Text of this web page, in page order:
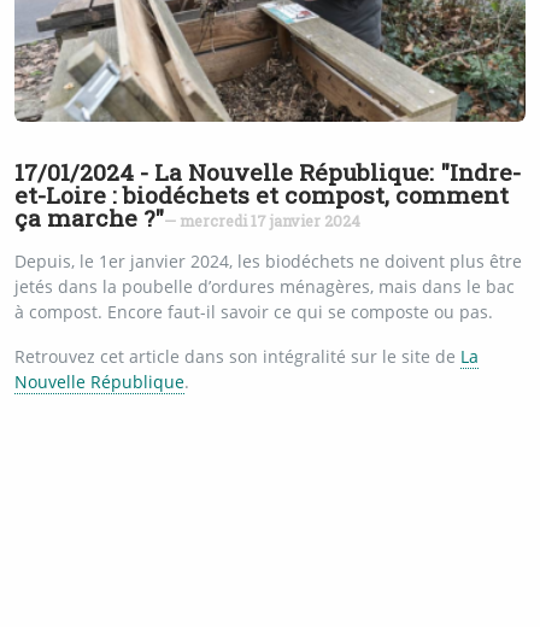
17/01/2024 - La Nouvelle République: "Indre-
et-Loire : biodéchets et compost, comment
ça marche ?"— mercredi 17 janvier 2024
Depuis, le 1er janvier 2024, les biodéchets ne doivent plus être
jetés dans la poubelle d’ordures ménagères, mais dans le bac
à compost. Encore faut-il savoir ce qui se composte ou pas.
Retrouvez cet article dans son intégralité sur le site de La
Nouvelle République.